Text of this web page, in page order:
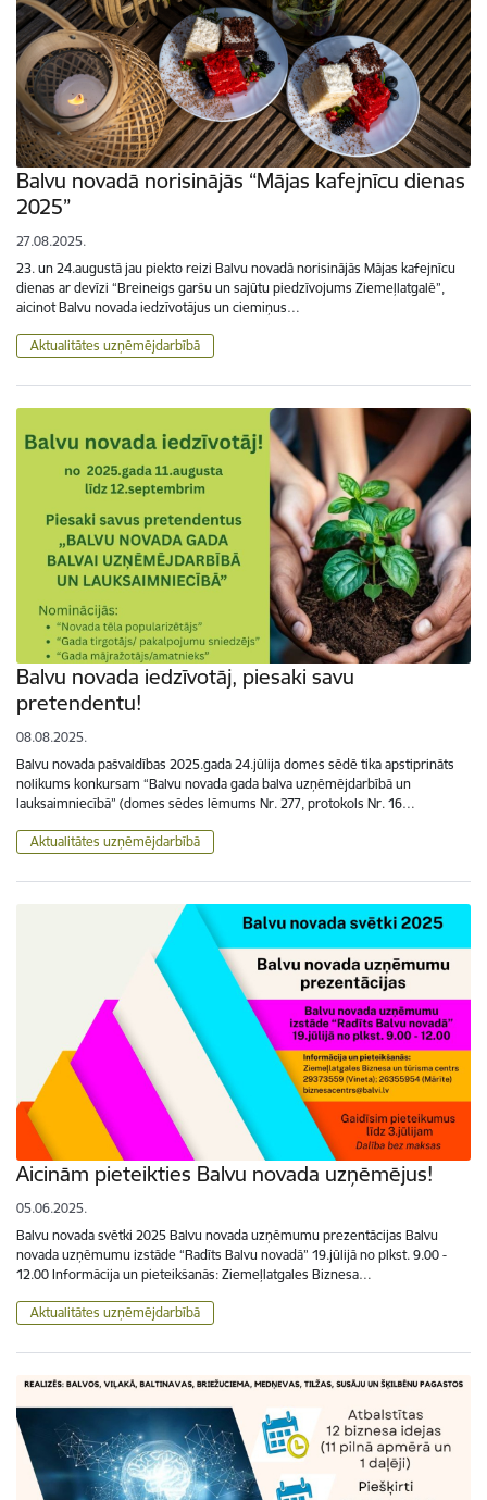
Balvu novadā norisinājās “Mājas kafejnīcu dienas
2025”
27.08.2025.
23. un 24.augustā jau piekto reizi Balvu novadā norisinājās Mājas kafejnīcu
dienas ar devīzi “Breineigs garšu un sajūtu piedzīvojums Ziemeļlatgalē”,
aicinot Balvu novada iedzīvotājus un ciemiņus…
Aktualitātes uzņēmējdarbībā
Balvu novada iedzīvotāj, piesaki savu
pretendentu!
08.08.2025.
Balvu novada pašvaldības 2025.gada 24.jūlija domes sēdē tika apstiprināts
nolikums konkursam “Balvu novada gada balva uzņēmējdarbībā un
lauksaimniecībā” (domes sēdes lēmums Nr. 277, protokols Nr. 16…
Aktualitātes uzņēmējdarbībā
Aicinām pieteikties Balvu novada uzņēmējus!
05.06.2025.
Balvu novada svētki 2025 Balvu novada uzņēmumu prezentācijas Balvu
novada uzņēmumu izstāde “Radīts Balvu novadā” 19.jūlijā no plkst. 9.00 -
12.00 Informācija un pieteikšanās: Ziemeļlatgales Biznesa…
Aktualitātes uzņēmējdarbībā